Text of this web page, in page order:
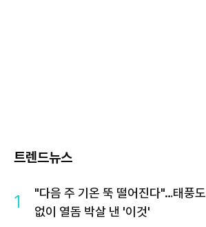
트렌드뉴스
1
"다음 주 기온 뚝 떨어진다"…태풍도
없이 열돔 박살 낸 '이것'